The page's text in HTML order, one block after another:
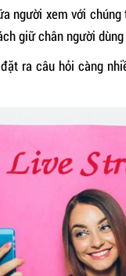
người xem với
giữ chân người
ra câu hỏi càng